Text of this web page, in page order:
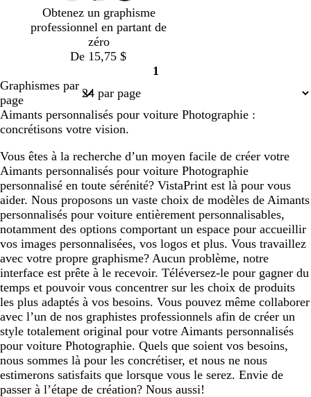
Obtenez un graphisme
professionnel en partant de
zéro
De 15,75 $
Page
1
Graphismes par
page
Aimants personnalisés pour voiture Photographie :
concrétisons votre vision.
Vous êtes à la recherche d’un moyen facile de créer votre
Aimants personnalisés pour voiture Photographie
personnalisé en toute sérénité? VistaPrint est là pour vous
aider. Nous proposons un vaste choix de modèles de Aimants
personnalisés pour voiture entièrement personnalisables,
notamment des options comportant un espace pour accueillir
vos images personnalisées, vos logos et plus. Vous travaillez
avec votre propre graphisme? Aucun problème, notre
interface est prête à le recevoir. Téléversez-le pour gagner du
temps et pouvoir vous concentrer sur les choix de produits
les plus adaptés à vos besoins. Vous pouvez même collaborer
avec l’un de nos graphistes professionnels afin de créer un
style totalement original pour votre Aimants personnalisés
pour voiture Photographie. Quels que soient vos besoins,
nous sommes là pour les concrétiser, et nous ne nous
estimerons satisfaits que lorsque vous le serez. Envie de
passer à l’étape de création? Nous aussi!